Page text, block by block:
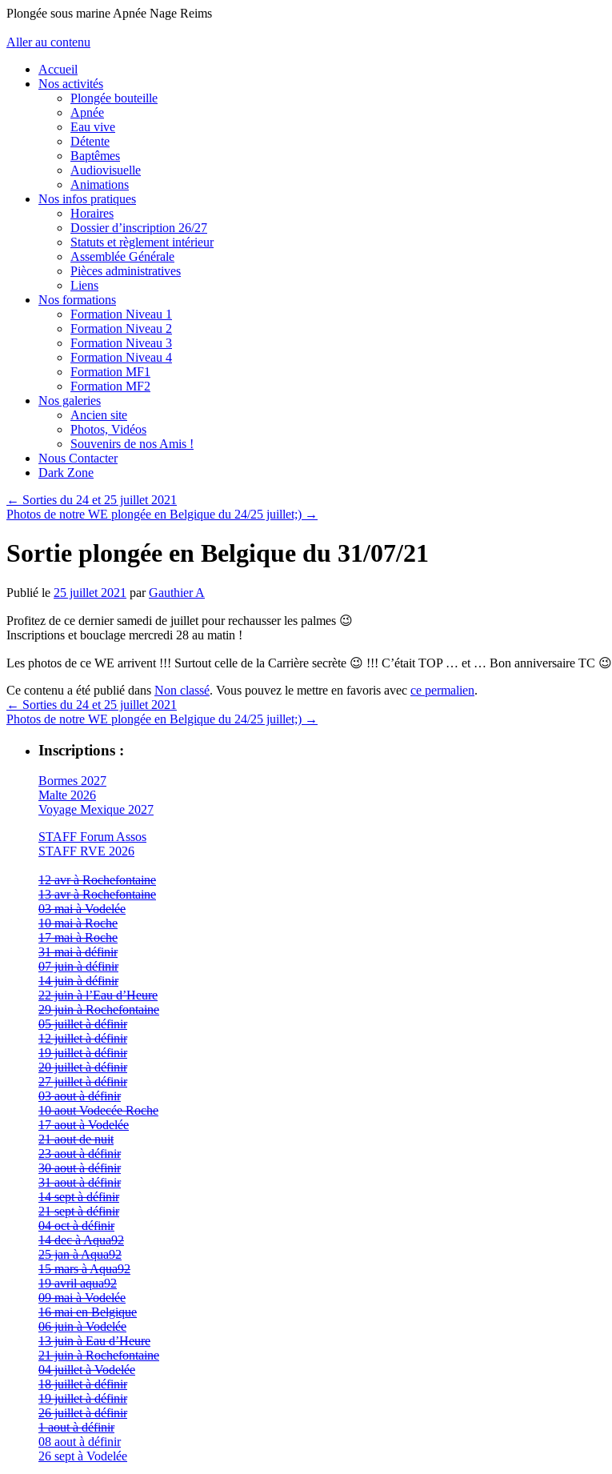
Plongée sous marine Apnée Nage Reims
Aller au contenu
Accueil
Nos activités
Plongée bouteille
Apnée
Eau vive
Détente
Baptêmes
Audiovisuelle
Animations
Nos infos pratiques
Horaires
Dossier d’inscription 26/27
Statuts et règlement intérieur
Assemblée Générale
Pièces administratives
Liens
Nos formations
Formation Niveau 1
Formation Niveau 2
Formation Niveau 3
Formation Niveau 4
Formation MF1
Formation MF2
Nos galeries
Ancien site
Photos, Vidéos
Souvenirs de nos Amis !
Nous Contacter
Dark Zone
← Sorties du 24 et 25 juillet 2021
Photos de notre WE plongée en Belgique du 24/25 juillet;) →
Sortie plongée en Belgique du 31/07/21
Publié le 25 juillet 2021 par Gauthier A
Profitez de ce dernier samedi de juillet pour rechausser les palmes 😉
Inscriptions et bouclage mercredi 28 au matin !
Les photos de ce WE arrivent !!! Surtout celle de la Carrière secrète 😉 !!! C’était TOP … et … Bon anniversaire TC 😉
Ce contenu a été publié dans Non classé. Vous pouvez le mettre en favoris avec ce permalien.
← Sorties du 24 et 25 juillet 2021
Photos de notre WE plongée en Belgique du 24/25 juillet;) →
Inscriptions :
Bormes 2027
Malte 2026
Voyage Mexique 2027
STAFF Forum Assos
STAFF RVE 2026
12 avr à Rochefontaine
13 avr à Rochefontaine
03 mai à Vodelée
10 mai à Roche
17 mai à Roche
31 mai à définir
07 juin à définir
14 juin à définir
22 juin à l’Eau d’Heure
29 juin à Rochefontaine
05 juillet à définir
12 juillet à définir
19 juillet à définir
20 juillet à définir
27 juillet à définir
03 aout à définir
10 aout Vodecée Roche
17 aout à Vodelée
21 aout de nuit
23 aout à définir
30 aout à définir
31 aout à définir
14 sept à définir
21 sept à définir
04 oct à définir
14 dec à Aqua92
25 jan à Aqua92
15 mars à Aqua92
19 avril aqua92
09 mai à Vodelée
16 mai en Belgique
06 juin à Vodelée
13 juin à Eau d’Heure
21 juin à Rochefontaine
04 juillet à Vodelée
18 juillet à définir
19 juillet à définir
26 juillet à définir
1 aout à définir
08 aout à définir
26 sept à Vodelée